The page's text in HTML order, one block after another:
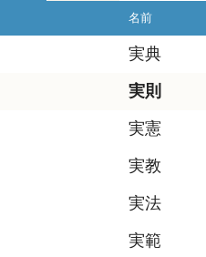
名前
実典
実則
実憲
実教
実法
実範